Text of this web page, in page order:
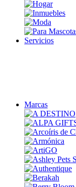
Servicios
Marcas